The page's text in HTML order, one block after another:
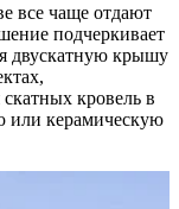
все чаще отдают
подчеркивает
двускатную крышу
кровель в
или керамическую